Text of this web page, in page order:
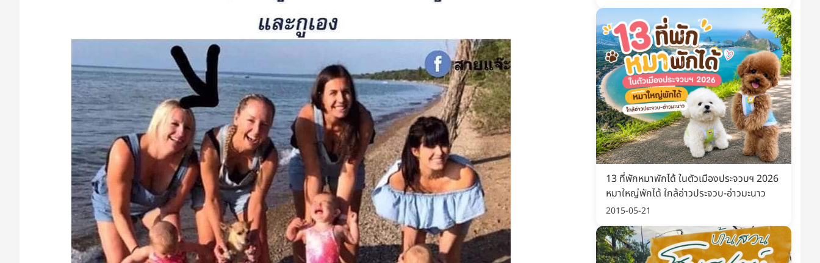
13 ที่พักหมาพักได้ ในตัวเมืองประจวบฯ 2026
หมาใหญ่พักได้ ใกล้อ่าวประจวบ-อ่าวมะนาว
2015-05-21